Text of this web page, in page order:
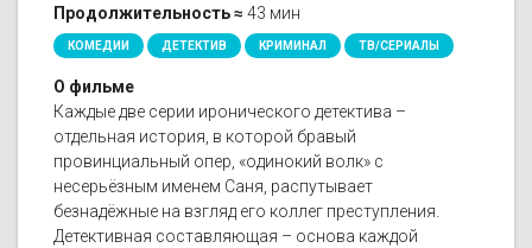
Продолжительность ≈ 43 мин
КОМЕДИИ ДЕТЕКТИВ КРИМИНАЛ ТВ/СЕРИАЛЫ
О фильме
Каждые две серии иронического детектива –
отдельная история, в которой бравый
провинциальный опер, «одинокий волк» с
несерьёзным именем Саня, распутывает
безнадёжные на взгляд его коллег преступления.
Детективная составляющая – основа каждой